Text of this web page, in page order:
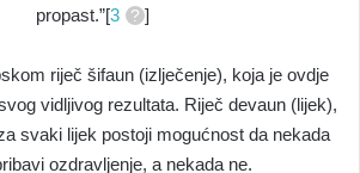
propast.”[3 ]
riječ šifaun (izlječenje), koja je ovdje
vidljivog rezultata. Riječ devaun (lijek),
svaki lijek postoji mogućnost da nekada
ozdravljenje, a nekada ne.